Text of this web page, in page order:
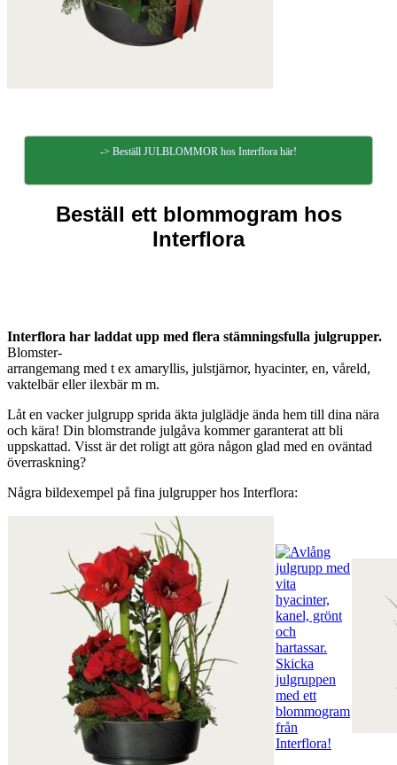
-> Beställ JULBLOMMOR hos Interflora här!
Beställ ett blommogram hos
Interflora
Interflora har laddat upp med flera stämningsfulla julgrupper.
Blomster-
arrangemang med t ex amaryllis, julstjärnor, hyacinter, en, våreld,
vaktelbär eller ilexbär m m.
Låt en vacker julgrupp sprida äkta julglädje ända hem till dina nära
och kära! Din blomstrande julgåva kommer garanterat att bli
uppskattad. Visst är det roligt att göra någon glad med en oväntad
överraskning?
Några bildexempel på fina julgrupper hos Interflora: